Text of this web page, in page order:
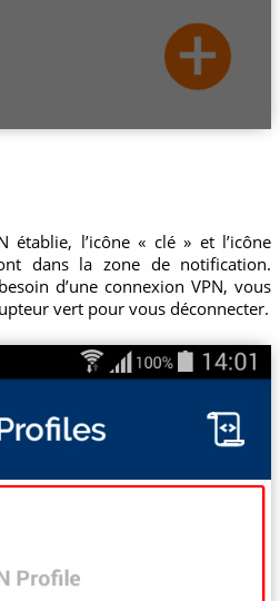
établie, l’icône « clé » et l’icône
dans la zone de notification.
d’une connexion VPN, vous
vert pour vous déconnecter.